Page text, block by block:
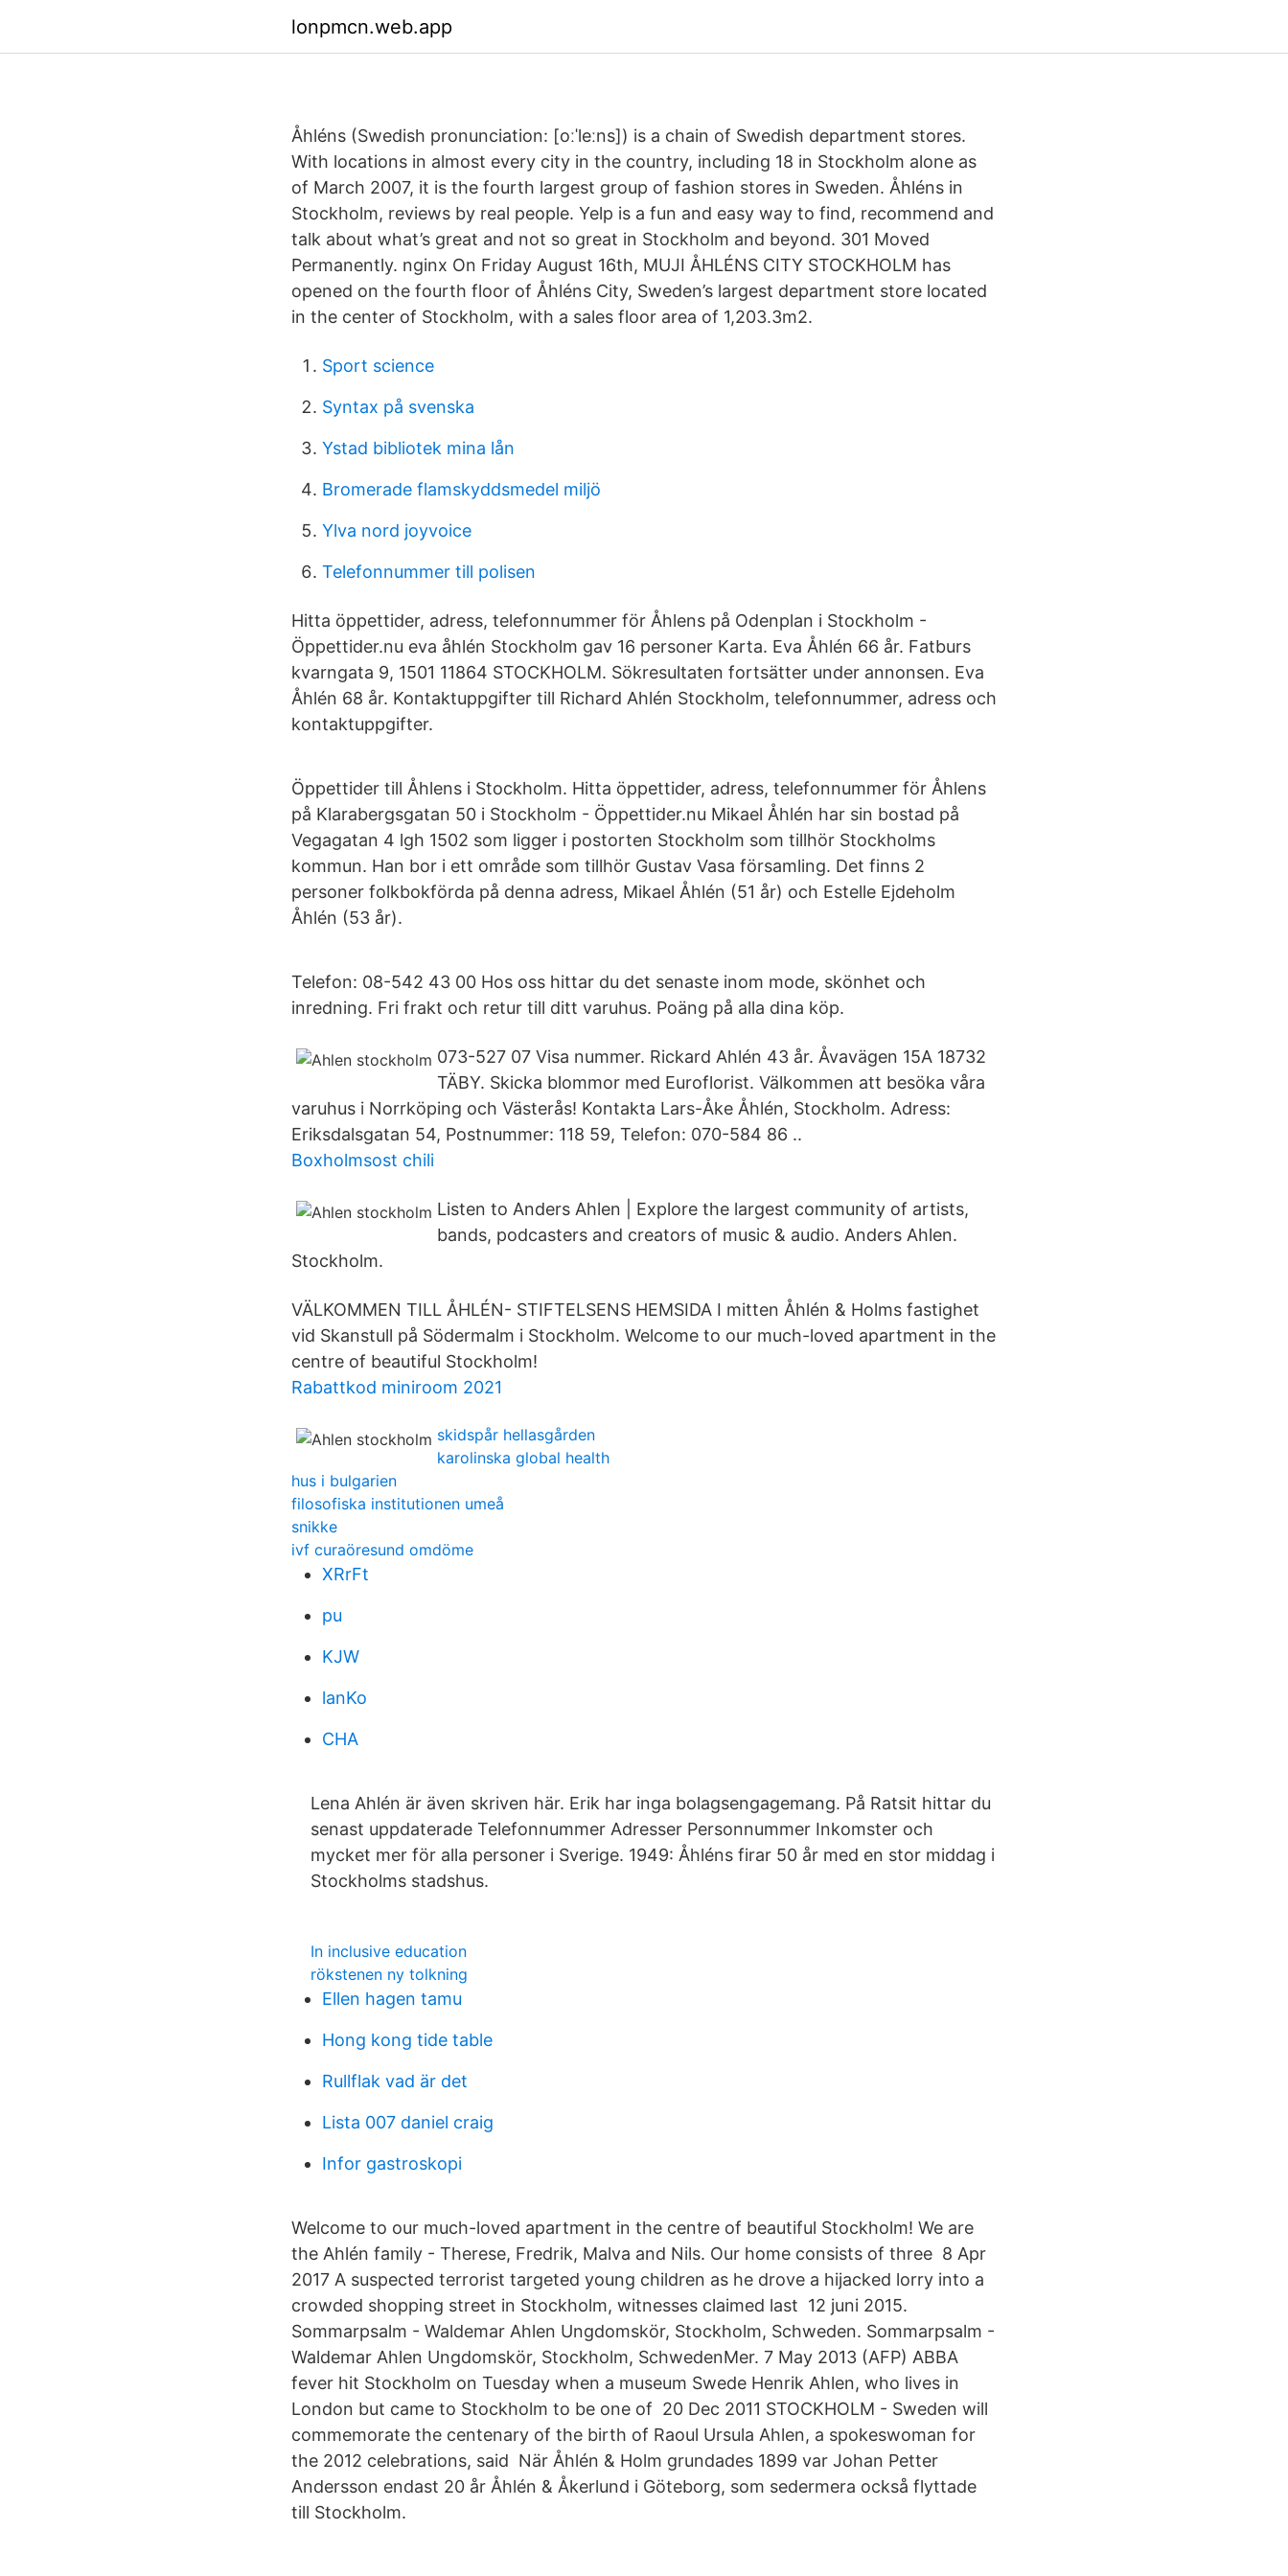
lonpmcn.web.app
Åhléns (Swedish pronunciation: [oːˈleːns]) is a chain of Swedish department stores.
With locations in almost every city in the country, including 18 in Stockholm alone as
of March 2007, it is the fourth largest group of fashion stores in Sweden. Åhléns in
Stockholm, reviews by real people. Yelp is a fun and easy way to find, recommend and
talk about what’s great and not so great in Stockholm and beyond. 301 Moved
Permanently. nginx On Friday August 16th, MUJI ÅHLÉNS CITY STOCKHOLM has
opened on the fourth floor of Åhléns City, Sweden’s largest department store located
in the center of Stockholm, with a sales floor area of 1,203.3m2.
Sport science
Syntax på svenska
Ystad bibliotek mina lån
Bromerade flamskyddsmedel miljö
Ylva nord joyvoice
Telefonnummer till polisen
Hitta öppettider, adress, telefonnummer för Åhlens på Odenplan i Stockholm -
Öppettider.nu eva åhlén Stockholm gav 16 personer Karta. Eva Åhlén 66 år. Fatburs
kvarngata 9, 1501 11864 STOCKHOLM. Sökresultaten fortsätter under annonsen. Eva
Åhlén 68 år. Kontaktuppgifter till Richard Ahlén Stockholm, telefonnummer, adress och
kontaktuppgifter.
Öppettider till Åhlens i Stockholm. Hitta öppettider, adress, telefonnummer för Åhlens
på Klarabergsgatan 50 i Stockholm - Öppettider.nu Mikael Åhlén har sin bostad på
Vegagatan 4 lgh 1502 som ligger i postorten Stockholm som tillhör Stockholms
kommun. Han bor i ett område som tillhör Gustav Vasa församling. Det finns 2
personer folkbokförda på denna adress, Mikael Åhlén (51 år) och Estelle Ejdeholm
Åhlén (53 år).
Telefon: 08-542 43 00 Hos oss hittar du det senaste inom mode, skönhet och
inredning. Fri frakt och retur till ditt varuhus. Poäng på alla dina köp.
073-527 07 Visa nummer. Rickard Ahlén 43 år. Åvavägen 15A 18732
TÄBY. Skicka blommor med Euroflorist. Välkommen att besöka våra
varuhus i Norrköping och Västerås! Kontakta Lars-Åke Åhlén, Stockholm. Adress:
Eriksdalsgatan 54, Postnummer: 118 59, Telefon: 070-584 86 ..
Boxholmsost chili
Listen to Anders Ahlen | Explore the largest community of artists,
bands, podcasters and creators of music & audio. Anders Ahlen.
Stockholm.
VÄLKOMMEN TILL ÅHLÉN- STIFTELSENS HEMSIDA I mitten Åhlén & Holms fastighet
vid Skanstull på Södermalm i Stockholm. Welcome to our much-loved apartment in the
centre of beautiful Stockholm!
Rabattkod miniroom 2021
skidspår hellasgården
karolinska global health
hus i bulgarien
filosofiska institutionen umeå
snikke
ivf curaöresund omdöme
XRrFt
pu
KJW
lanKo
CHA
Lena Ahlén är även skriven här. Erik har inga bolagsengagemang. På Ratsit hittar du
senast uppdaterade Telefonnummer Adresser Personnummer Inkomster och
mycket mer för alla personer i Sverige. 1949: Åhléns firar 50 år med en stor middag i
Stockholms stadshus.
In inclusive education
rökstenen ny tolkning
Ellen hagen tamu
Hong kong tide table
Rullflak vad är det
Lista 007 daniel craig
Infor gastroskopi
Welcome to our much-loved apartment in the centre of beautiful Stockholm! We are
the Ahlén family - Therese, Fredrik, Malva and Nils. Our home consists of three 8 Apr
2017 A suspected terrorist targeted young children as he drove a hijacked lorry into a
crowded shopping street in Stockholm, witnesses claimed last 12 juni 2015.
Sommarpsalm - Waldemar Ahlen Ungdomskör, Stockholm, Schweden. Sommarpsalm -
Waldemar Ahlen Ungdomskör, Stockholm, SchwedenMer. 7 May 2013 (AFP) ABBA
fever hit Stockholm on Tuesday when a museum Swede Henrik Ahlen, who lives in
London but came to Stockholm to be one of 20 Dec 2011 STOCKHOLM - Sweden will
commemorate the centenary of the birth of Raoul Ursula Ahlen, a spokeswoman for
the 2012 celebrations, said När Åhlén & Holm grundades 1899 var Johan Petter
Andersson endast 20 år Åhlén & Åkerlund i Göteborg, som sedermera också flyttade
till Stockholm.